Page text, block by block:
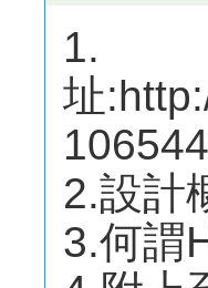
址
2.設計
3.何謂